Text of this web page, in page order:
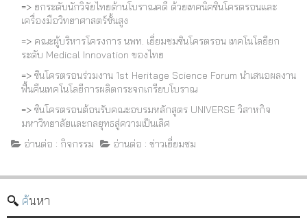
=> ยกระดับนักวิจัยไทยด้านโบราณคดี ด้วยเทคนิคซินโครตรอนและ
เครื่องมือวิทยาศาสตร์ขั้นสูง
=> คณะผู้บริหารโครงการ นพท. เยี่ยมชมซินโครตรอน เทคโนโลยียก
ระดับ Medical Innovation ของไทย
=> ซินโครตรอนร่วมงาน 1st Heritage Science Forum นำเสนอผลงาน
ฟื้นคืนเทคโนโลยีการผลิตกระจกเกรียบโบราณ
=> ซินโครตรอนต้อนรับคณะอบรมหลักสูตร UNIVERSE วิสาหกิจ
มหาวิทยาลัยและกลยุทธสู่ความเป็นเลิศ
อ่านต่อ : กิจกรรม
อ่านต่อ : ข่าวเยี่ยมชม
ค้นหา